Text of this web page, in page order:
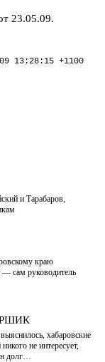
23.05.09.
13:28:15 +1100
и Тарабаров,
краю
— сам руководитель
хабаровские
не интересует,
долг…